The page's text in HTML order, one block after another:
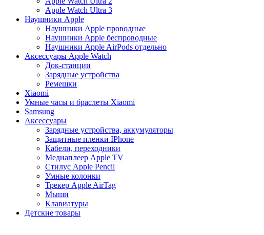
Apple Watch Ultra 3
Наушники Apple
Наушники Apple проводные
Наушники Apple беспроводные
Наушники Apple AirPods отдельно
Аксессуары Apple Watch
Док-станции
Зарядные устройства
Ремешки
Xiaomi
Умные часы и браслеты Xiaomi
Samsung
Аксессуары
Зарядные устройства, аккумуляторы
Защитные пленки IPhone
Кабели, переходники
Медиаплеер Apple TV
Стилус Apple Pencil
Умные колонки
Трекер Apple AirTag
Мыши
Клавиатуры
Детские товары